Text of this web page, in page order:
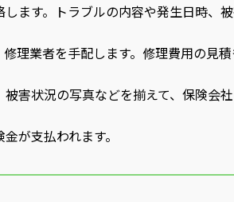
ます。トラブルの内容や発生日時、
理業者を手配します。修理費用の見
害状況の写真などを揃えて、保険会
が支払われます。